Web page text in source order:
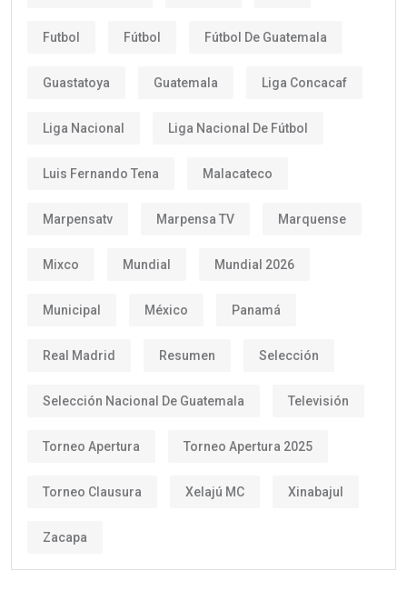
Futbol Fútbol Fútbol De Guatemala
Guastatoya Guatemala Liga Concacaf
Liga Nacional Liga Nacional De Fútbol
Luis Fernando Tena Malacateco
Marpensatv Marpensa TV Marquense
Mixco Mundial Mundial 2026
Municipal México Panamá
Real Madrid Resumen Selección
Selección Nacional De Guatemala Televisión
Torneo Apertura Torneo Apertura 2025
Torneo Clausura Xelajú MC Xinabajul
Zacapa